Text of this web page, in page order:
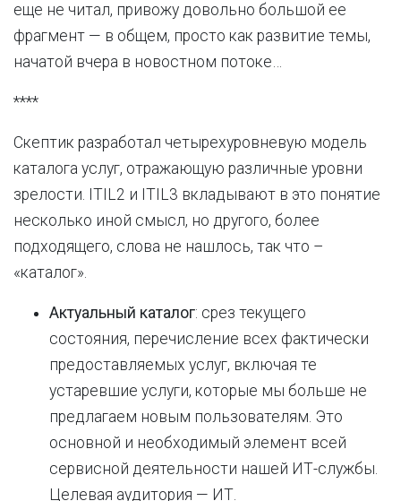
еще не читал, привожу довольно большой ее
фрагмент — в общем, просто как развитие темы,
начатой вчера в новостном потоке…
****
Скептик разработал четырехуровневую модель
каталога услуг, отражающую различные уровни
зрелости. ITIL2 и ITIL3 вкладывают в это понятие
несколько иной смысл, но другого, более
подходящего, слова не нашлось, так что –
«каталог».
Актуальный каталог: срез текущего
состояния, перечисление всех фактически
предоставляемых услуг, включая те
устаревшие услуги, которые мы больше не
предлагаем новым пользователям. Это
основной и необходимый элемент всей
сервисной деятельности нашей ИТ-службы.
Целевая аудитория — ИТ.